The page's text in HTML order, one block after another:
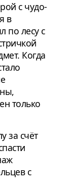
с чудо-
в
по лесу с
Когда
только
за счёт
с